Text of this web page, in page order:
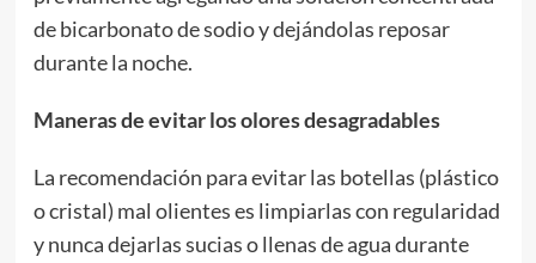
de bicarbonato de sodio y dejándolas reposar
durante la noche.
Maneras de evitar los olores desagradables
La recomendación para evitar las botellas (plástico
o cristal) mal olientes es limpiarlas con regularidad
y nunca dejarlas sucias o llenas de agua durante